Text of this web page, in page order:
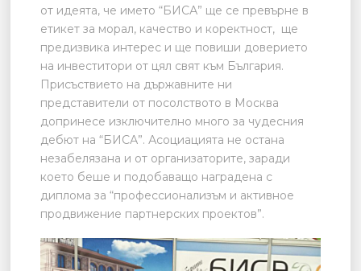
от идеята, че името “БИСА” ще се превърне в
етикет за морал, качество и коректност, ще
предизвика интерес и ще повиши доверието
на инвеститори от цял свят към България.
Присъствието на държавните ни
представители от посолството в Москва
допринесе изключително много за чудесния
дебют на “БИСА”. Асоциацията не остана
незабелязана и от организаторите, заради
което беше и подобаващо наградена с
диплома за “профессионализъм и активное
продвижение партнерских проектов”.